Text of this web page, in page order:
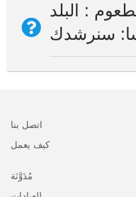
4000+ الطعوم : البلد
سنرشدك
اتصل بنا
كيف يعمل
مُدَوَّنَة